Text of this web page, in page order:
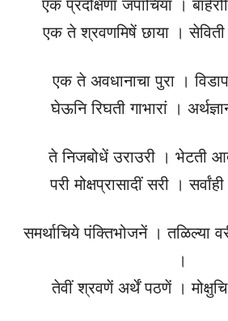
एक प्रदक्षिणा जपाचिया ।
एक ते श्रवणमिषें छाया ।
एक ते अवधानाचा पुरा ।
घेऊनि रिघती गाभारां ।
ते निजबोधें उराउरी । भेटती
परी मोक्षप्रासादीं सरी ।
समर्थाचिये पंक्तिभोजनें । तळिल्या
।
तेवीं श्रवणें अर्थें पठणें ।